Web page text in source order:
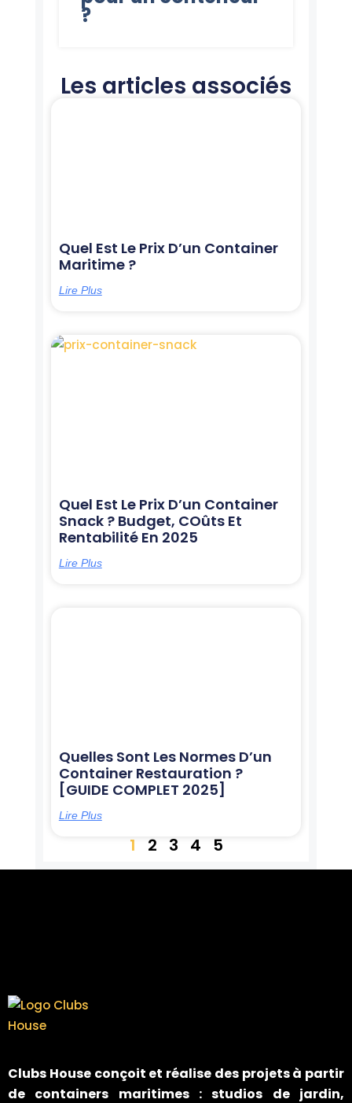
?
Les articles associés
Quel Est Le Prix D’un Container
Maritime ?
Lire Plus
Quel Est Le Prix D’un Container
Snack ? Budget, COûts Et
Rentabilité En 2025
Lire Plus
Quelles Sont Les Normes D’un
Container Restauration ?
[GUIDE COMPLET 2025]
Lire Plus
1 2 3 4 5
Clubs Houseconçoit et réalise des projets à partir
de containers maritimes : studios de jardin,